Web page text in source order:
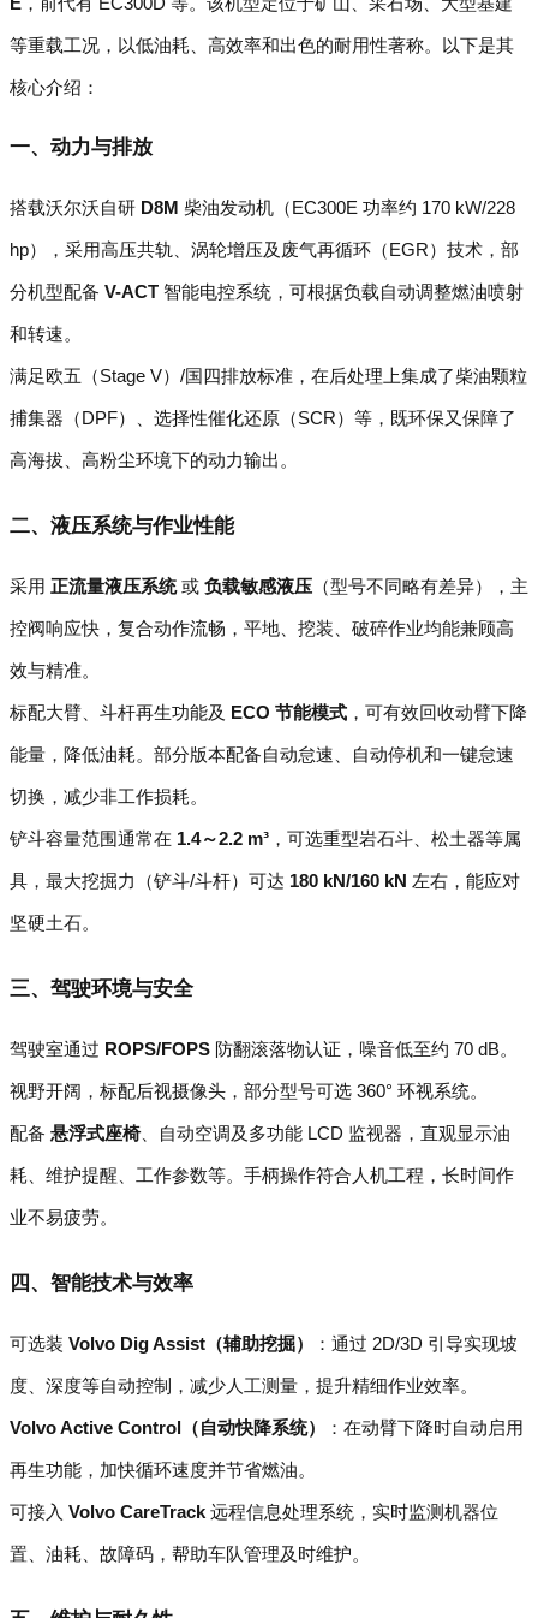
等重载工况，以低油耗、高效率和出色的耐用性著称。以下是其
核心介绍：
一、动力与排放
搭载沃尔沃自研 D8M 柴油发动机（EC300E 功率约 170 kW/228
hp），采用高压共轨、涡轮增压及废气再循环（EGR）技术，部
分机型配备 V-ACT 智能电控系统，可根据负载自动调整燃油喷射
和转速。
满足欧五（Stage V）/国四排放标准，在后处理上集成了柴油颗粒
捕集器（DPF）、选择性催化还原（SCR）等，既环保又保障了
高海拔、高粉尘环境下的动力输出。
二、液压系统与作业性能
采用 正流量液压系统或 负载敏感液压 （型号不同略有差异），主
控阀响应快，复合动作流畅，平地、挖装、破碎作业均能兼顾高
效与精准。
标配大臂、斗杆再生功能及 ECO 节能模式 ，可有效回收动臂下降
能量，降低油耗。部分版本配备自动怠速、自动停机和一键怠速
切换，减少非工作损耗。
铲斗容量范围通常在 1.4～2.2 m³ ，可选重型岩石斗、松土器等属
具，最大挖掘力（铲斗/斗杆）可达 180 kN/160 kN 左右，能应对
坚硬土石。
三、驾驶环境与安全
驾驶室通过 ROPS/FOPS 防翻滚落物认证，噪音低至约 70 dB。
视野开阔，标配后视摄像头，部分型号可选 360° 环视系统。
配备 悬浮式座椅、自动空调及多功能 LCD 监视器，直观显示油
耗、维护提醒、工作参数等。手柄操作符合人机工程，长时间作
业不易疲劳。
四、智能技术与效率
可选装 Volvo Dig Assist（辅助挖掘） ：通过 2D/3D 引导实现坡
度、深度等自动控制，减少人工测量，提升精细作业效率。
Volvo Active Control（自动快降系统） ：在动臂下降时自动启用
再生功能，加快循环速度并节省燃油。
可接入 Volvo CareTrack 远程信息处理系统，实时监测机器位
置、油耗、故障码，帮助车队管理及时维护。